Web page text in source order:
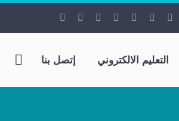
التعليم الالكتروني إتصل بنا